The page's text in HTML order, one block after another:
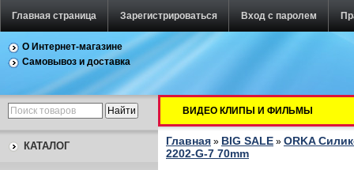
Главная страница Зарегистрироваться Вход с паролем
О Интернет-магазине
Самовывоз и доставка
КАТАЛОГ
ВИДЕО КЛИПЫ И ФИЛЬМЫ
Главная » BIG SALE » ORKA
2202-G-7 70mm